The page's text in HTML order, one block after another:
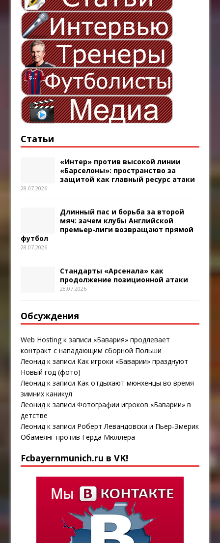
Статьи
«Интер» против высокой линии
«Барселоны»: пространство за
защитой как главный ресурс атаки
28.07.2026
Длинный пас и борьба за второй
мяч: зачем клубы Английской
премьер-лиги возвращают прямой
футбол
28.07.2026
Стандарты «Арсенала» как
продолжение позиционной атаки
28.07.2026
Обсуждения
Web Hostingк записи «Бавария» продлевает
контракт с нападающим сборной Польши
Леонид к записи Как игроки «Баварии» празднуют
Новый год (фото)
Леонид к записи Как отдыхают мюнхенцы во время
зимних каникул
Леонид к записиФотографии игроков «Баварии» в
детстве
Леонид к записи Роберт Левандовски и Пьер-Эмерик
Обамеянг против Герда Мюллера
Fcbayernmunich.ru в VK!